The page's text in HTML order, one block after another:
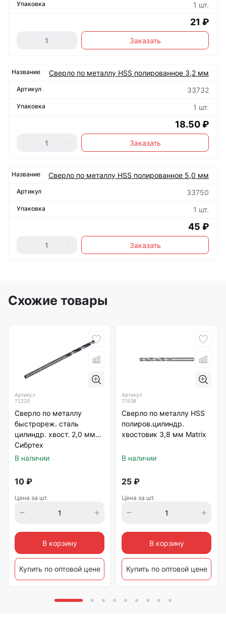
1 шт.
21 ₽
Заказать
Сверло по металлу HSS полированное 3,2 мм
33732
1 шт.
18.50 ₽
Заказать
Сверло по металлу HSS полированное 5,0 мм
33750
1 шт.
45 ₽
Заказать
Схожие товары
Артикул
72220
Сверло по металлу
быстрореж. сталь
цилиндр. хвост. 2,0 мм
Сибртех
В наличии
10 ₽
Цена за шт.
В корзину
Купить по оптовой цене
Артикул
71538
Сверло по металлу HSS
полиров.цилиндр.
хвостовик 3,8 мм Matrix
В наличии
25 ₽
Цена за шт.
В корзину
Купить по оптовой цене